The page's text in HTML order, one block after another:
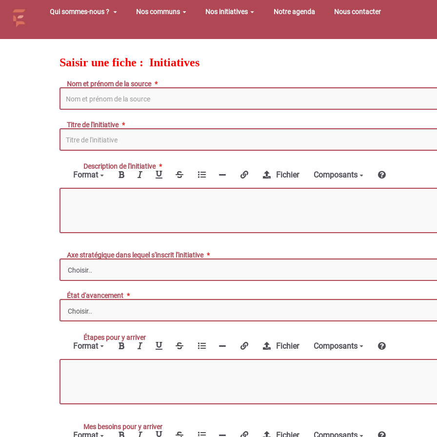
Aller au contenu principal
Qui sommes-nous ? Nos communs Nos initiatives Notre agenda Nous contacter
Saisir une fiche : Initiatives
Nom et prénom de la source
Titre de l'initiative
Description de l'initiative
Format Fichier Composants
Axe stratégique dans lequel s'inscrit l'initiative
État d'avancement
Étapes pour y arriver
Format Fichier Composants
Mes besoins pour y arriver